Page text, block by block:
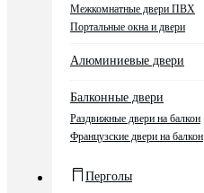
Межкомнатные двери ПВХ
Портальные окна и двери
Алюминиевые двери
Балконные двери
Раздвижные двери на балкон
Французские двери на балкон
Перголы